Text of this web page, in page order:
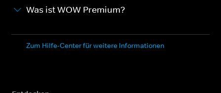
Was ist WOW Premium?
Zum Hilfe-Center für weitere Informationen